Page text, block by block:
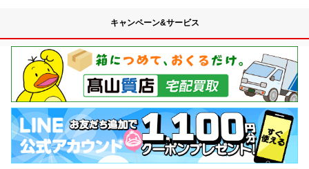
キャンペーン&サービス